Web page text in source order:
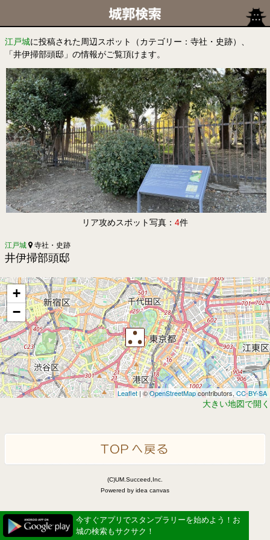
江戸城に投稿された周辺スポット（カテゴリー：寺社・史跡）、
「井伊掃部頭邸」の情報がご覧頂けます。
リア攻めスポット写真： 4件
江戸城 寺社・史跡
井伊掃部頭邸
+
−
Leaflet| ©OpenStreetMapcontributors, CC-BY-SA
大きい地図で開く
(C)UM.Succeed,Inc.
Powered by idea canvas
今すぐアプリでスタンプラリーを始めよう！お
城の検索もサクサク！